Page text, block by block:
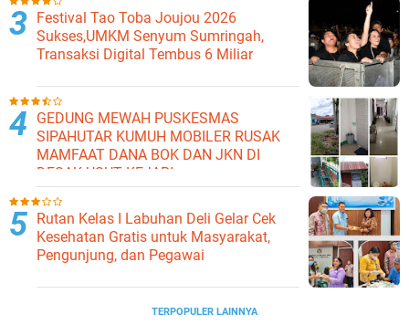
Festival Tao Toba Joujou 2026
Sukses,UMKM Senyum Sumringah,
Transaksi Digital Tembus 6 Miliar
GEDUNG MEWAH PUSKESMAS
SIPAHUTAR KUMUH MOBILER RUSAK
MAMFAAT DANA BOK DAN JKN DI
DESAK USUT KEJARI
Rutan Kelas I Labuhan Deli Gelar Cek
Kesehatan Gratis untuk Masyarakat,
Pengunjung, dan Pegawai
TERPOPULER LAINNYA